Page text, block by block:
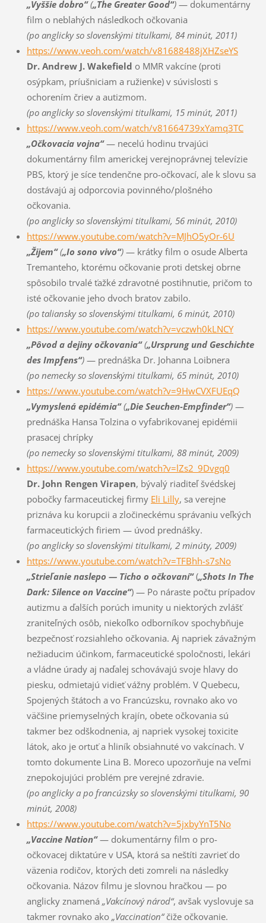
„Vyššie dobro“(„The Greater Good“)— dokumentárny
film o neblahých následkoch očkovania
(po anglicky so slovenskými titulkami, 84 minút, 2011)
https://www.veoh.com/watch/v81688488jXHZseYS
Dr. Andrew J. Wakefield o MMR vakcíne (proti
osýpkam, príušniciam a ružienke) v súvislosti s
ochorením čriev a autizmom.
(po anglicky so slovenskými titulkami, 15 minút, 2011)
https://www.veoh.com/watch/v81664739xYamq3TC
„Očkovacia vojna“— necelú hodinu trvajúci
dokumentárny film americkej verejnoprávnej televízie
PBS, ktorý je síce tendenčne pro-očkovací, ale k slovu sa
dostávajú aj odporcovia povinného/plošného
očkovania.
(po anglicky so slovenskými titulkami, 56 minút, 2010)
https://www.youtube.com/watch?v=MJhO5yOr-6U
„Žijem“(„Io sono vivo“)— krátky film o osude Alberta
Tremanteho, ktorému očkovanie proti detskej obrne
spôsobilo trvalé ťažké zdravotné postihnutie, pričom to
isté očkovanie jeho dvoch bratov zabilo.
(po taliansky so slovenskými titulkami, 6 minút, 2010)
https://www.youtube.com/watch?v=vczwh0kLNCY
„Pôvod a dejiny očkovania“(„Ursprung und Geschichte
des Impfens“)— prednáška Dr. Johanna Loibnera
(po nemecky so slovenskými titulkami, 65 minút, 2010)
https://www.youtube.com/watch?v=9HwCVXFUEqQ
„Vymyslená epidémia“(„Die Seuchen-Empfinder“)—
prednáška Hansa Tolzina o vyfabrikovanej epidémii
prasacej chrípky
(po nemecky so slovenskými titulkami, 88 minút, 2009)
https://www.youtube.com/watch?v=lZs2_9Dvgq0
Dr. John Rengen Virapen, bývalý riaditeľ švédskej
pobočky farmaceutickej firmy Eli Lilly, sa verejne
priznáva ku korupcii a zločineckému správaniu veľkých
farmaceutických firiem — úvod prednášky.
(po anglicky so slovenskými titulkami, 2 minúty, 2009)
https://www.youtube.com/watch?v=TFBhh-s7sNo
„Strieľanie naslepo — Ticho o očkovaní“(„Shots In The
Dark: Silence on Vaccine“) — Po náraste počtu prípadov
autizmu a ďalších porúch imunity u niektorých zvlášť
zraniteľných osôb, niekoľko odborníkov spochybňuje
bezpečnosť rozsiahleho očkovania. Aj napriek závažným
nežiaducim účinkom, farmaceutické spoločnosti, lekári
a vládne úrady aj naďalej schovávajú svoje hlavy do
piesku, odmietajú vidieť vážny problém. V Quebecu,
Spojených štátoch a vo Francúzsku, rovnako ako vo
väčšine priemyselných krajín, obete očkovania sú
takmer bez odškodnenia, aj napriek vysokej toxicite
látok, ako je ortuť a hliník obsiahnuté vo vakcínach. V
tomto dokumente Lina B. Moreco upozorňuje na veľmi
znepokojujúci problém pre verejné zdravie.
(po anglicky a po francúzsky so slovenskými titulkami, 90
minút, 2008)
https://www.youtube.com/watch?v=5jxbyYnT5No
„Vaccine Nation“— dokumentárny film o pro-
očkovacej diktatúre v USA, ktorá sa neštíti zavrieť do
väzenia rodičov, ktorých deti zomreli na následky
očkovania. Názov filmu je slovnou hračkou — po
anglicky znamená „Vakcínový národ“, avšak vyslovuje sa
takmer rovnako ako „Vaccination“čiže očkovanie.